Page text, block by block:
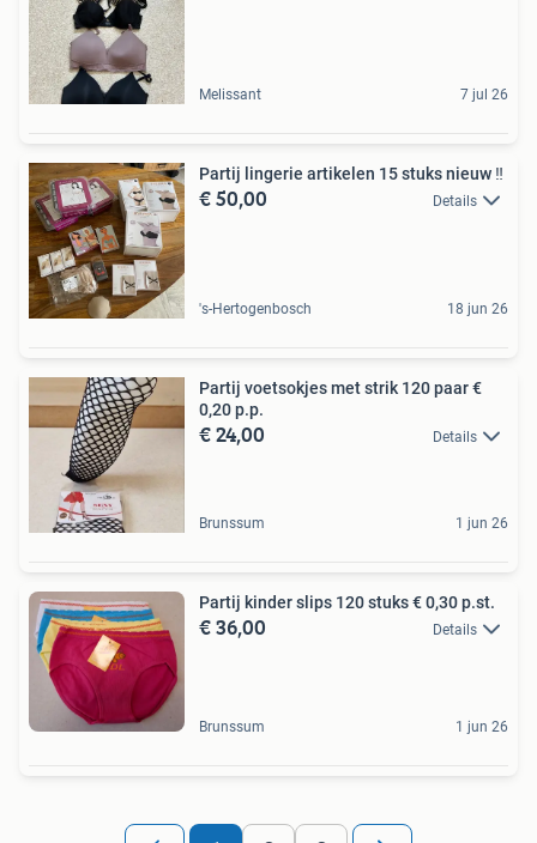
Melissant 7 jul 26
Partij lingerie artikelen 15 stuks nieuw ‼️
€ 50,00 Details
's-Hertogenbosch 18 jun 26
Partij voetsokjes met strik 120 paar €
0,20 p.p.
€ 24,00 Details
Brunssum 1 jun 26
Partij kinder slips 120 stuks € 0,30 p.st.
€ 36,00 Details
Brunssum 1 jun 26